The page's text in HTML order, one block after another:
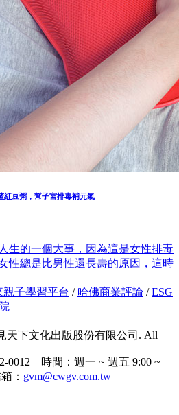
紅豆粥，幫子宮排毒補元氣
生的一個大事，因為這是女性排毒
性總是比男性還長壽的原因，這時
親子學習平台 / 哈佛商業評論 /ESG
天下文化出版股份有限公司. All
0012 時間：週一 ~ 週五 9:00 ~
： gvm@cwgv.com.tw